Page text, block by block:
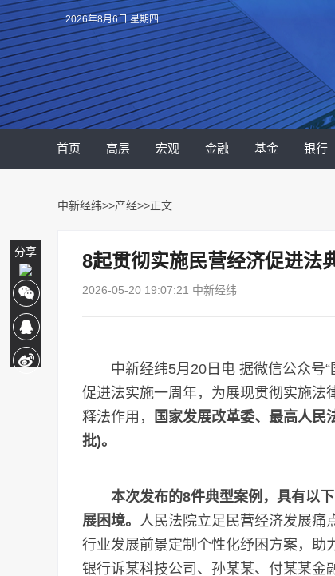
分享
2026年8月6日 星期四
首页 高层 宏观 金融 基金 银行
中新经纬>>产经>>正文
8起贯彻实施民营经济促进法
2026-05-20 19:07:21 中新经纬
中新经纬5月20日电 据微信公众号“
促进法实施一周年，为展现贯彻实施法
释法作用，
国家发展改革委、最高人民
批)。
本次发布的8件典型案例，具有以
展困境。 人民法院立足民营经济发展痛
行业发展前景定制个性化纾困方案，助
银行诉某科技公司、孙某某、付某某金